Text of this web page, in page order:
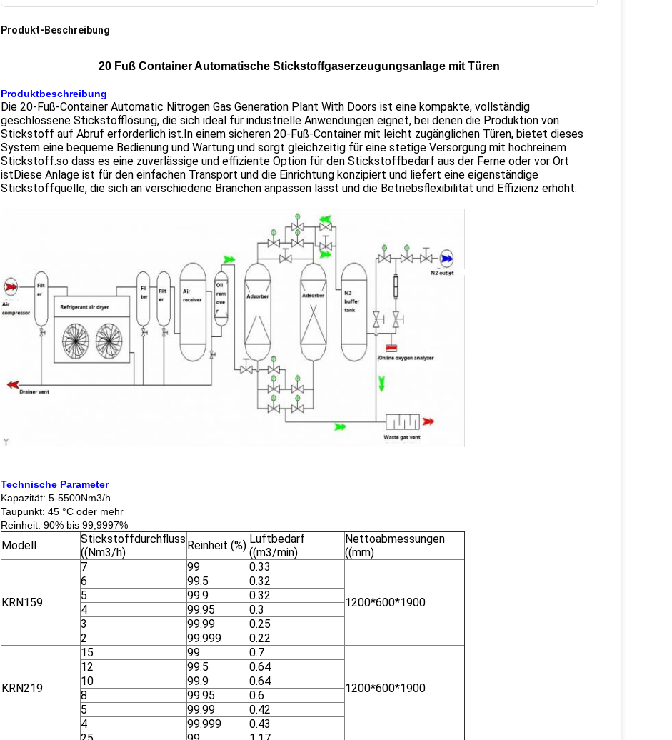
Produkt-Beschreibung
20 Fuß Container Automatische Stickstoffgaserzeugungsanlage mit Türen
Produktbeschreibung
Die 20-Fuß-Container Automatic Nitrogen Gas Generation Plant With Doors ist eine kompakte, vollständig
geschlossene Stickstofflösung, die sich ideal für industrielle Anwendungen eignet, bei denen die Produktion von
Stickstoff auf Abruf erforderlich ist.In einem sicheren 20-Fuß-Container mit leicht zugänglichen Türen, bietet dieses
System eine bequeme Bedienung und Wartung und sorgt gleichzeitig für eine stetige Versorgung mit hochreinem
Stickstoff.so dass es eine zuverlässige und effiziente Option für den Stickstoffbedarf aus der Ferne oder vor Ort
istDiese Anlage ist für den einfachen Transport und die Einrichtung konzipiert und liefert eine eigenständige
Stickstoffquelle, die sich an verschiedene Branchen anpassen lässt und die Betriebsflexibilität und Effizienz erhöht.
Technische Parameter
Kapazität: 5-5500Nm3/h
Taupunkt: 45 °C oder mehr
Reinheit: 90% bis 99,9997%
Modell
Stickstoffdurchfluss
((Nm3/h)
Reinheit (%) Luftbedarf
((m3/min)
Nettoabmessungen
((mm)
KRN159
7 99 0.33
1200*600*1900
6 99.5
0.32
5
99.9
0.32
4
99.95
0.3
3
99.99
0.25
2
99.999 0.22
KRN219
15 99 0.7
1200*600*1900
12 99.5
0.64
10
99.9
0.64
8
99.95
0.6
5
99.99
0.42
4
99.999 0.43